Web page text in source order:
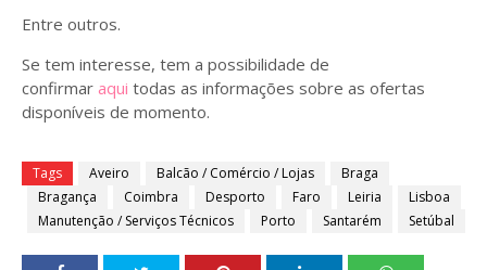
Entre outros.
Se tem interesse, tem a possibilidade de
confirmar aqui todas as informações sobre as ofertas
disponíveis de momento.
Tags Aveiro Balcão / Comércio / Lojas
Braga
Bragança
Coimbra Desporto Faro Leiria
Lisboa
Manutenção / Serviços Técnicos
Porto Santarém Setúbal